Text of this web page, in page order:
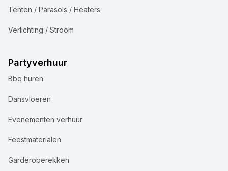
Tenten / Parasols / Heaters
Verlichting / Stroom
Partyverhuur
Bbq huren
Dansvloeren
Evenementen verhuur
Feestmaterialen
Garderoberekken